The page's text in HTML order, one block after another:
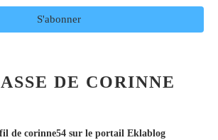
DE CORINNE
de corinne54sur le portail Eklablog